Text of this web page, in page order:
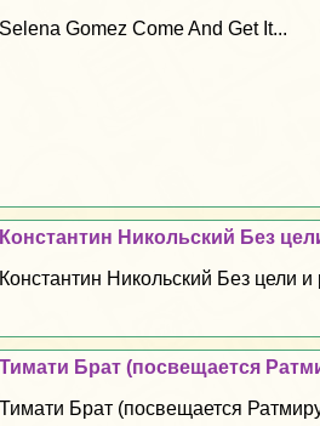
Selena Gomez Come And Get It...
Константин Никольский Без
Константин Никольский Без цели и
Тимати Брат (посвещается
Тимати Брат (посвещается